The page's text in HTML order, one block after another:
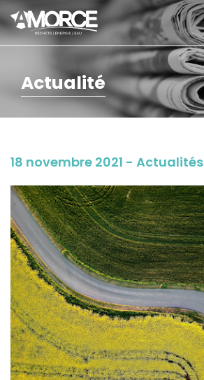
Actualité
18 novembre 2021 - Actualités